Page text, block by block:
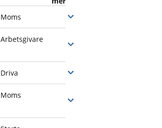
Moms Öppna
Arbetsgivare
Öppna
Driva Öppna
Moms
Öppna